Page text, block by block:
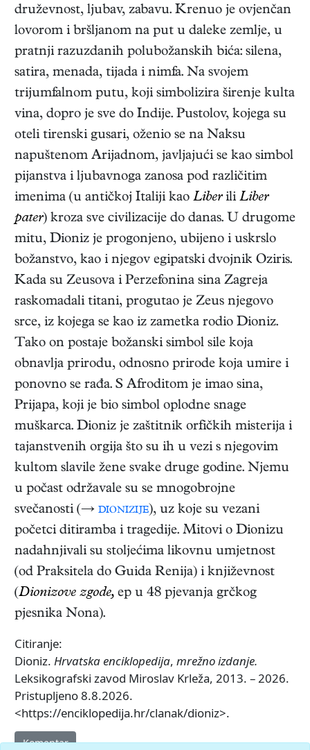
druževnost, ljubav, zabavu. Krenuo je ovjenčan
lovorom i bršljanom na put u daleke zemlje, u
pratnji razuzdanih polubožanskih bića: silena,
satira, menada, tijada i nimfa. Na svojem
trijumfalnom putu, koji simbolizira širenje kulta
vina, dopro je sve do Indije. Pustolov, kojega su
oteli tirenski gusari, oženio se na Naksu
napuštenom Arijadnom, javljajući se kao simbol
pijanstva i ljubavnoga zanosa pod različitim
imenima (u antičkoj Italiji kao Liberili Liber
pater) kroza sve civilizacije do danas. U drugome
mitu, Dioniz je progonjeno, ubijeno i uskrslo
božanstvo, kao i njegov egipatski dvojnik Oziris.
Kada su Zeusova i Perzefonina sina Zagreja
raskomadali titani, progutao je Zeus njegovo
srce, iz kojega se kao iz zametka rodio Dioniz.
Tako on postaje božanski simbol sile koja
obnavlja prirodu, odnosno prirode koja umire i
ponovno se rađa. S Afroditom je imao sina,
Prijapa, koji je bio simbol oplodne snage
muškarca. Dioniz je zaštitnik orfičkih misterija i
tajanstvenih orgija što su ih u vezi s njegovim
kultom slavile žene svake druge godine. Njemu
u počast održavale su se mnogobrojne
svečanosti (→ dionizije), uz koje su vezani
početci ditiramba i tragedije. Mitovi o Dionizu
nadahnjivali su stoljećima likovnu umjetnost
(od Praksitela do Guida Renija) i književnost
(Dionizove zgode, ep u 48 pjevanja grčkog
pjesnika Nona).
Citiranje:
Dioniz. Hrvatska enciklopedija, mrežno izdanje.
Leksikografski zavod Miroslav Krleža, 2013. – 2026.
Pristupljeno 8.8.2026.
<https://enciklopedija.hr/clanak/dioniz>.
Komentar